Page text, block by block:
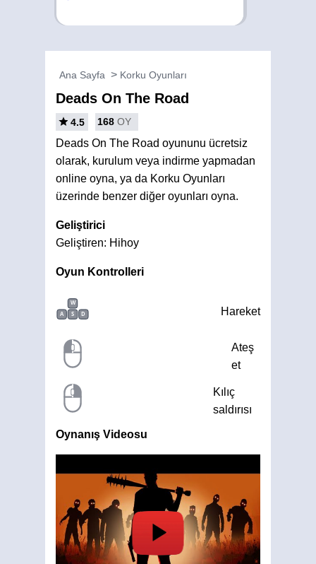
Ana Sayfa Korku Oyunları
Deads On The Road
4.5 168 OY
Deads On The Road oyununu ücretsiz
olarak, kurulum veya indirme yapmadan
online oyna, ya da Korku Oyunları
üzerinde benzer diğer oyunları oyna.
Geliştirici
Geliştiren: Hihoy
Oyun Kontrolleri
W
A
S D Hareket
Ateş
et
Kılıç
saldırısı
Oynanış Videosu